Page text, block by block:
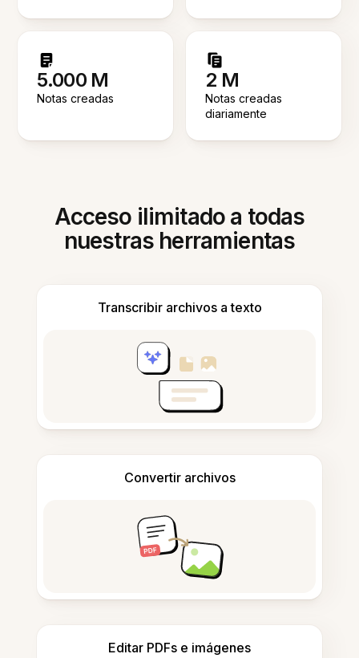
5.000 M
Notas creadas
2 M
Notas creadas
diariamente
Acceso ilimitado a todas
nuestras herramientas
Transcribir archivos a texto
Convertir archivos
Editar PDFs e imágenes